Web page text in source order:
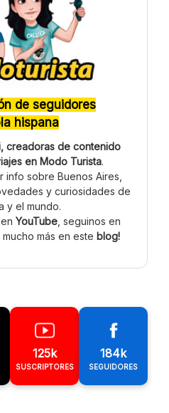
de seguidores
hispana
creadoras de contenido
en Modo Turista.
info sobre Buenos Aires,
y curiosidades de
y el mundo.
YouTube, seguinos en
más en este blog!
125k
SUSCRIPTORES
184k
SEGUIDORES